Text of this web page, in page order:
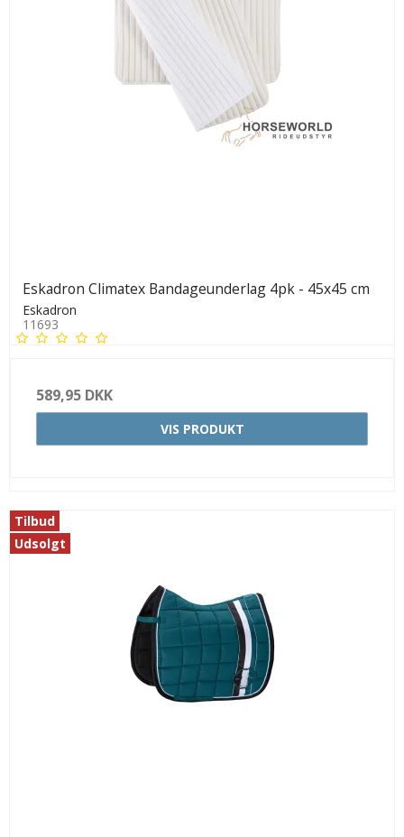
Eskadron Climatex Bandageunderlag 4pk - 45x45 cm
Eskadron
11693
589,95 DKK
VIS PRODUKT
Tilbud
Udsolgt